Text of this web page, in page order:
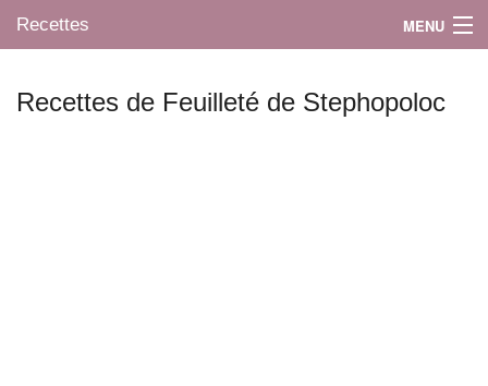
Recettes MENU
Recettes de Feuilleté de Stephopoloc